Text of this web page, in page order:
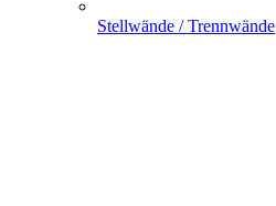
Stellwände / Trennwände